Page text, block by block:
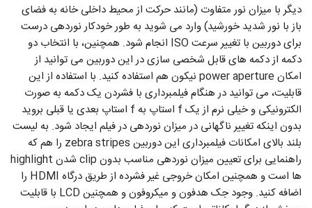
دیگر با میزان نور متفاوت (مانند حرکت از محیط داخلی خانه به فضای
باز با نور شدید خورشید) وارد می شوید به طور خودکار نوردهی درست
برای دوربین با تغییر سرعت ISO انجام شود. همچنین، با انتخاب دو
دکمه از دکمه های قابل شخصی سازی در این دوربین می توانید از
امکان power aperture نیکون هم استفاده کنید. با استفاده از این
قابلیت، می توانید در هنگام فیلمبرداری با فشردن یک دکمه به صورت
الکترونیکی و خیلی نرم از یک f استاپ به f استاپ بعدی یا قبلی بروید
بدون اینکه تغییر ناگهانی در میزان نوردهی در فیلم ایجاد شود. به لیست
بلند بالای امکانات فیلمبرداری این دوربین zebra stripes را هم که
راهنمایی برای تعیین میزان نوردهی مناسب بدون clip شدن highlight
ها است و همچنین امکان خروجی غیر فشرده از طریق درگاه HDMI را
اضافه کنید. وجود جک هدفون و میکروفون و همچنین LCD با قابلیت